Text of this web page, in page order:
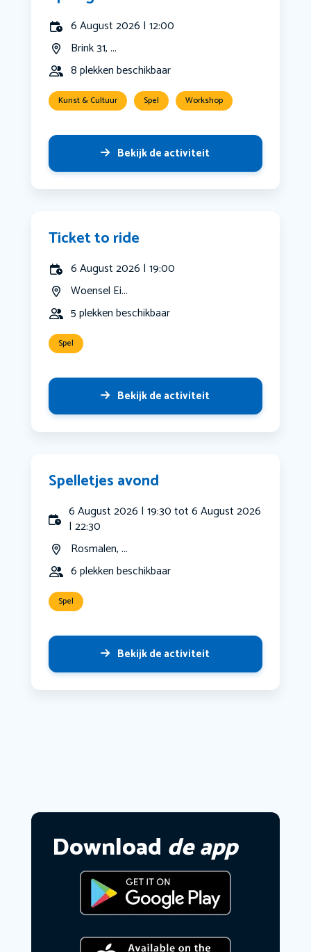
6 August 2026 | 12:00
Brink 31, ...
8 plekken beschikbaar
Kunst & Cultuur Spel Workshop
Bekijk de activiteit
Ticket to ride
6 August 2026 | 19:00
Woensel Ei...
5 plekken beschikbaar
Spel
Bekijk de activiteit
Spelletjes avond
6 August 2026 | 19:30 tot 6 August 2026
| 22:30
Rosmalen, ...
6 plekken beschikbaar
Spel
Bekijk de activiteit
Download de app